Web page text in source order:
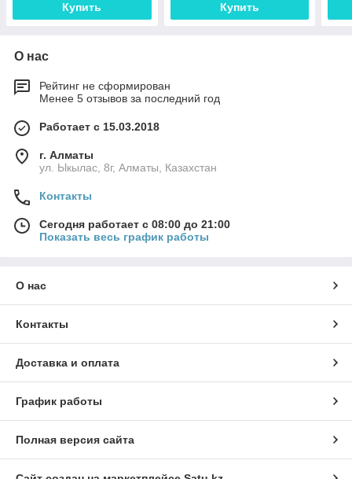
Купить Купить
О нас
Рейтинг не сформирован
Менее 5 отзывов за последний год
Работает с 15.03.2018
г. Алматы
ул. Ыкылас, 8г, Алматы, Казахстан
Контакты
Сегодня работает с 08:00 до 21:00
Показать весь график работы
О нас
Контакты
Доставка и оплата
График работы
Полная версия сайта